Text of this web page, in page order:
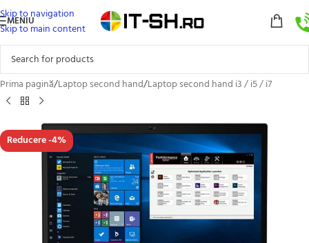
Skip to navigation
Skip to main content
MENIU
Prima pagină/Laptop second hand/Laptop second hand i3 / i5 / i7
Reducere -4%